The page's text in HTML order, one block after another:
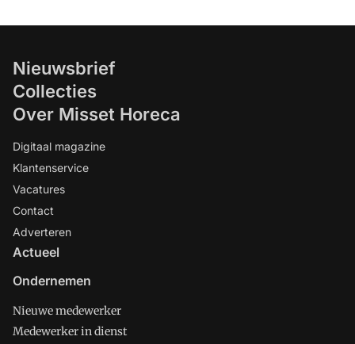
Nieuwsbrief
Collecties
Over Misset Horeca
Digitaal magazine
Klantenservice
Vacatures
Contact
Adverteren
Actueel
Ondernemen
Nieuwe medewerker
Medewerker in dienst